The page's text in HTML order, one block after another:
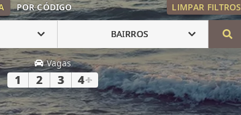
POR CÓDIGO LIMPAR FILTROS
BAIRROS
Vagas
1 2 3 4+